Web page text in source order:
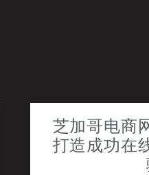
芝加哥电商
打造成功在